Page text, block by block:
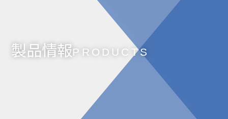
プラスチックファスナー 機構部品
ケーブルマーカー
樹脂継手、配管施工
防虫忌避製品ARINIX プリント基板実装関連
会社案内
IR
お問い合わせ 開発・導入実績
製品情報PRODUCTS